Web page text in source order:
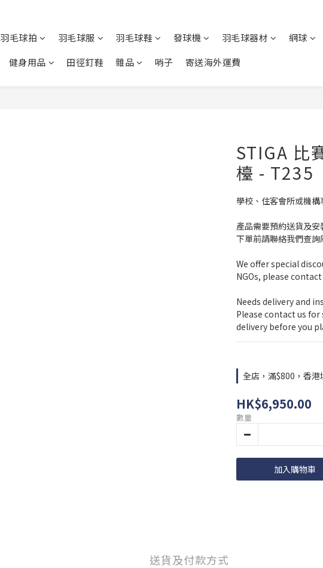
羽毛球拍 羽毛球服 羽毛球鞋 發球機 羽毛球器材
網球
健身用品 田徑釘鞋 雜品 哨子 寄送海外運費
STIGA 比
檯 - T235
學校、住客會所或機
產品需要預約送貨及
下單前請聯絡我們查
We offer special
NGOs, please
Needs delivery and
Please contact us
delivery before you
全店，滿$800，香
HK$6,950.00
數量
加入購物車
送貨及付款方式